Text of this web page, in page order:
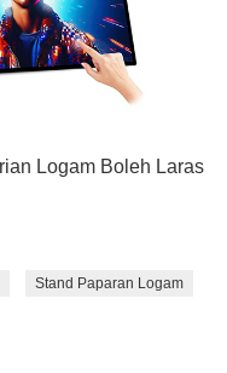
Logam Boleh Laras
Stand Paparan Logam